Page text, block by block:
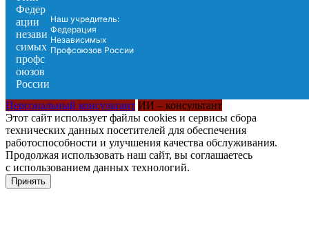
Наш учредитель:
Федерация
Независимых
Профсоюзов России
Персональный консультант ИИ – консультант
Этот сайт использует файлы cookies и сервисы сбора
технических данных посетителей для обеспечения
работоспособности и улучшения качества обслуживания.
Продолжая использовать наш сайт, вы соглашаетесь
с использованием данных технологий.
Принять